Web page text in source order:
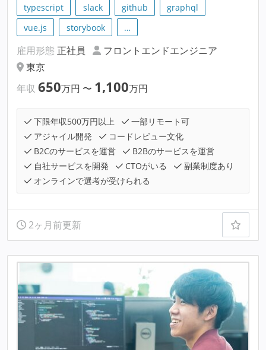
typescript slack github
graphql
vue.js
storybook …
雇用形態 正社員
フロントエンドエンジニア
東京
年収 650万円 〜 1,100万円
下限年収500万円以上
一部リモート可
アジャイル開発
コードレビュー文化
B2Cのサービスを運営
B2Bのサービスを運営
自社サービスを開発
CTOがいる
副業制度あり
オンラインで選考が受けられる
2ヶ月前更新